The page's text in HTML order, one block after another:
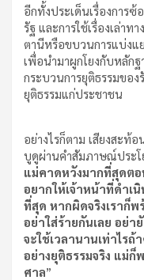
อีกทั้งประเด็นเรื่องการ
รัฐ และการใช้เรื่องเล่าท
ตานีหรือขบวนการแบ่งแ
เพื่อนำมาผูกโยงกับหลัก
กระบวนการยุติธรรมขอ
ยุติธรรมแก่ประชาชน
อย่างไรก็ตาม เสียงสะท้
บูดูผ่านคำสัมภาษณ์ประโ
แม่คาดหวังมากที่สุดต
อยากให้เจ้าหน้าที่ดำเ
ที่สุด หากผิดจริงเราก็
อย่าใส่ร้ายกันเลย อย่า
จะใช้เวลานานเท่าไรถ้
อย่างยุติธรรมจริง แม่
ศาล”